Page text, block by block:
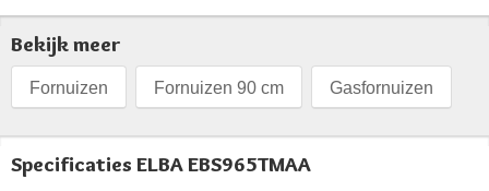
Bekijk meer
Fornuizen Fornuizen 90 cm Gasfornuizen
Specificaties ELBA EBS965TMAA